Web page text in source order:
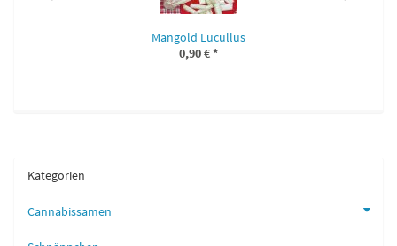
Mangold Lucullus
0,90 €*
Kategorien
Cannabissamen